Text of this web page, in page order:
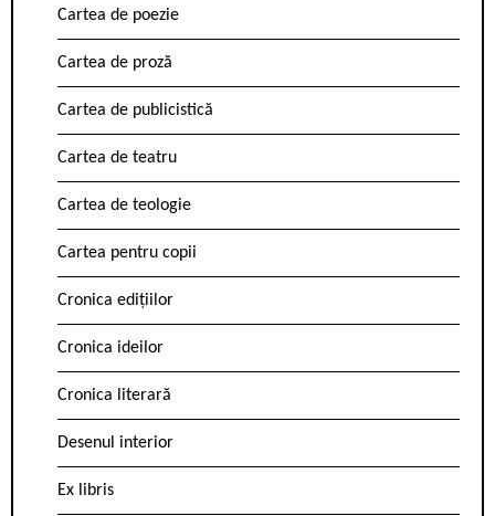
Cartea de poezie
Cartea de proză
Cartea de publicistică
Cartea de teatru
Cartea de teologie
Cartea pentru copii
Cronica edițiilor
Cronica ideilor
Cronica literară
Desenul interior
Ex libris